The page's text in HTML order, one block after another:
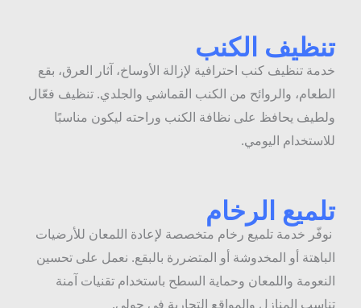
تنظيف الكنب
خدمة تنظيف كنب احترافية لإزالة الأوساخ، آثار العرق، بقع
الطعام، والروائح من الكنب القماشي والجلدي. تنظيف فعّال
ولطيف يحافظ على نظافة الكنب وراحته ليكون مناسبًا
للاستخدام اليومي.
تلميع الرخام
نوفّر خدمة تلميع رخام متخصصة لإعادة اللمعان للأرضيات
الباهتة أو المخدوشة أو المتضررة بالبقع. نعمل على تحسين
النعومة واللمعان وحماية السطح باستخدام تقنيات آمنة
تناسب المنازل والمواقع التجارية في حولي.